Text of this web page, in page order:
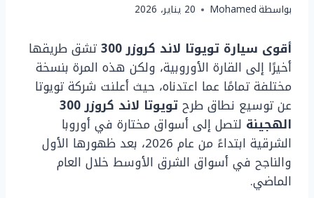
بواسطةMohamed 20 يناير، 2026
أقوى سيارة تويوتا لاند كروزر 300
تشق طريقها
أخيرًا إلى القارة الأوروبية، ولكن هذه المرة بنسخة
مختلفة تمامًا عما اعتدناه، حيث أعلنت شركة تويوتا
عن توسيع نطاق طرح
تويوتا لاند كروزر 300
الهجينة لتصل إلى أسواق مختارة في أوروبا
الشرقية ابتداءً من عام 2026، بعد ظهورها الأول
والناجح في أسواق الشرق الأوسط خلال العام
الماضي.